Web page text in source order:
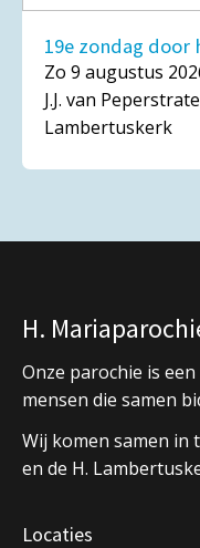
19e zondag door
Zo 9 augustus
J.J. van
Lambertuskerk
H.
Onze parochie is
mensen die samen
Wij komen samen in
en de H.
Locaties